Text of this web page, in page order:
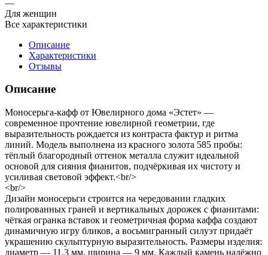
—
Для женщин
Все характеристики
Описание
Характеристики
Отзывы
Описание
Моносерьга‑кафф от Ювелирного дома «Эстет» —
современное прочтение ювелирной геометрии, где
выразительность рождается из контраста фактур и ритма
линий. Модель выполнена из красного золота 585 пробы:
тёплый благородный оттенок металла служит идеальной
основой для сияния фианитов, подчёркивая их чистоту и
усиливая световой эффект.<br/>
<br/>
Дизайн моносерьги строится на чередовании гладких
полированных граней и вертикальных дорожек с фианитами:
чёткая огранка вставок и геометричная форма каффа создают
динамичную игру бликов, а восьмигранный силуэт придаёт
украшению скульптурную выразительность. Размеры изделия:
диаметр — 11,3 мм, ширина — 9 мм. Каждый камень надёжно